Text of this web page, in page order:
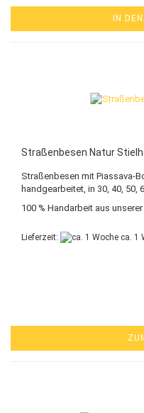
IN
Straßenbesen Natur
Straßenbesen mit Piassava-
handgearbeitet, in 30, 40, 50,
100 % Handarbeit aus
Lieferzeit: ca. 1